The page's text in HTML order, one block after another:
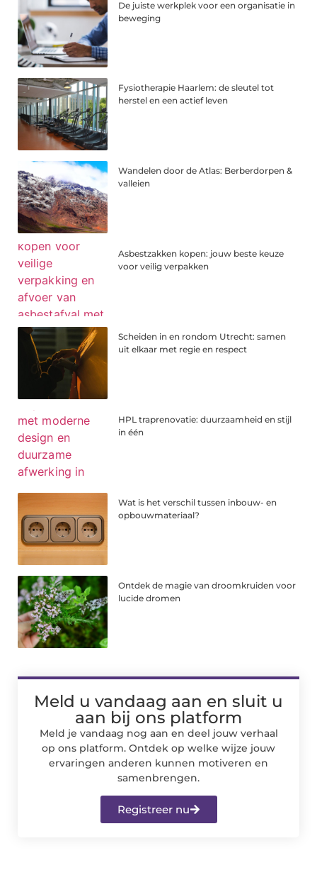
De juiste werkplek voor een organisatie in
beweging
Fysiotherapie Haarlem: de sleutel tot
herstel en een actief leven
Wandelen door de Atlas: Berberdorpen &
valleien
Asbestzakken kopen: jouw beste keuze
voor veilig verpakken
Scheiden in en rondom Utrecht: samen
uit elkaar met regie en respect
HPL traprenovatie: duurzaamheid en stijl
in één
Wat is het verschil tussen inbouw- en
opbouwmateriaal?
Ontdek de magie van droomkruiden voor
lucide dromen
Meld u vandaag aan en sluit u
aan bij ons platform
Meld je vandaag nog aan en deel jouw verhaal
op ons platform. Ontdek op welke wijze jouw
ervaringen anderen kunnen motiveren en
samenbrengen.
Registreer nu